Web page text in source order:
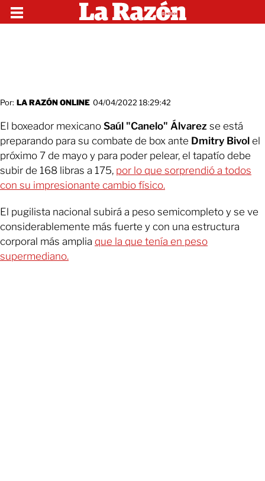
Por: LA RAZÓN ONLINE 04/04/2022 18:29:42
El boxeador mexicano Saúl "Canelo" Álvarez se está
preparando para su combate de box ante Dmitry Bivol el
próximo 7 de mayo y para poder pelear, el tapatío debe
subir de 168 libras a 175, por lo que sorprendió a todos
con su impresionante cambio físico.
El pugilista nacional subirá a peso semicompleto y se ve
considerablemente más fuerte y con una estructura
corporal más amplia que la que tenía en peso
supermediano.